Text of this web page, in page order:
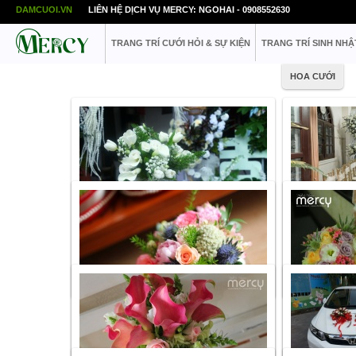
DAMCUOI.VN LIÊN HỆ DỊCH VỤ MERCY: NGOHAI - 0908552630
TRANG TRÍ CƯỚI HỎI & SỰ KIỆN TRANG TRÍ SINH
HOA CƯỚI
Danh mục:Hoa cưới
Giá tham khảo1.200.000VNĐ
cam-tay-nhap-khau-tong-mau-trang-252
Danh mục:Hoa
Giá tham khảo
pham-hoa-cuoi-
Danh mục:Hoa cưới
Giá tham khảo
Liên hệ
Danh mục:Hoa
Giá tham khảo